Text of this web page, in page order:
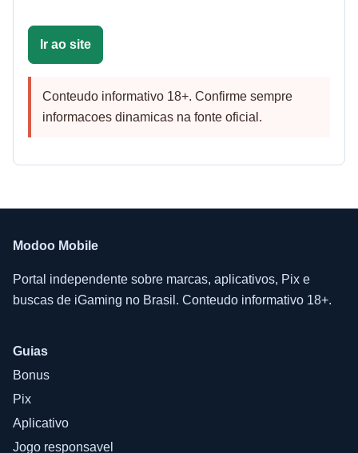
Ir ao site
Conteudo informativo 18+. Confirme sempre
informacoes dinamicas na fonte oficial.
Modoo Mobile
Portal independente sobre marcas, aplicativos, Pix e
buscas de iGaming no Brasil. Conteudo informativo 18+.
Guias
Bonus
Pix
Aplicativo
Jogo responsavel